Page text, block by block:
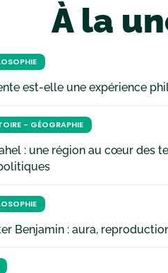
À la
est-elle une expérience
- GÉOGRAPHIE
: une région au cœur des
Benjamin : aura,